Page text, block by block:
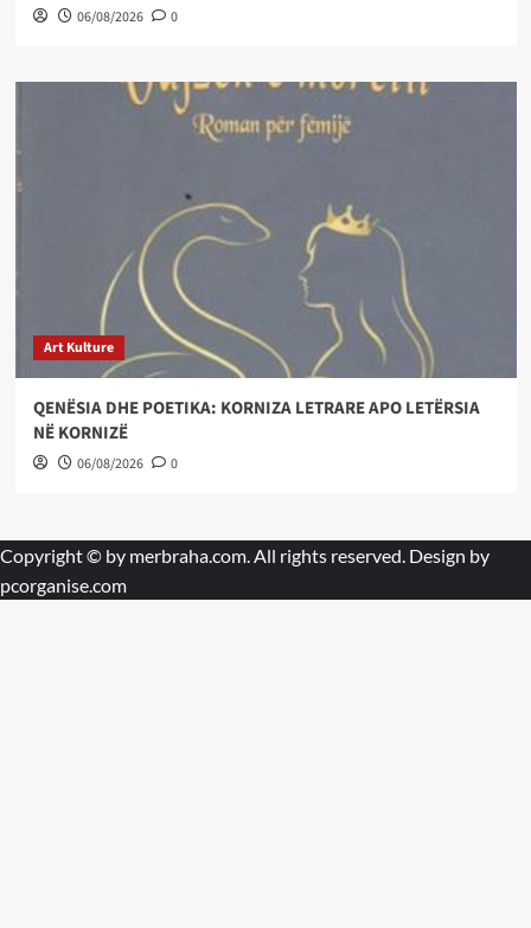
06/08/2026 0
Art Kulture
QENËSIA DHE POETIKA: KORNIZA LETRARE APO LETËRSIA
NË KORNIZË
06/08/2026 0
Copyright © by merbraha.com . All rights reserved. Design by
pcorganise.com